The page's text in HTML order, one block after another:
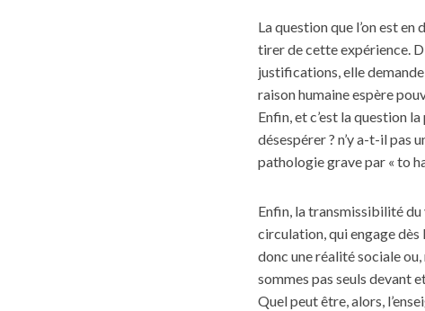
La question que l’on est en
tirer de cette expérience.
justifications, elle
raison humaine espère
Enfin, et c’est la question
désespérer ? n’y a-t-il pas
pathologie grave par « to
Enfin, la transmissibilité du
circulation, qui engage dès
donc une réalité sociale ou,
sommes pas seuls devant
Quel peut être, alors,